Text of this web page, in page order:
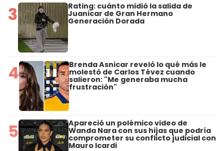
3 Rating: cuánto midió la salida de
Juanicar de Gran Hermano
Generación Dorada
4 Brenda Asnicar reveló lo qué más le
molestó de Carlos Tévez cuando
salieron: "Me generaba mucha
frustración"
5 Apareció un polémico video de
Wanda Nara con sus hijas que podría
comprometer su conflicto judicial con
Mauro Icardi